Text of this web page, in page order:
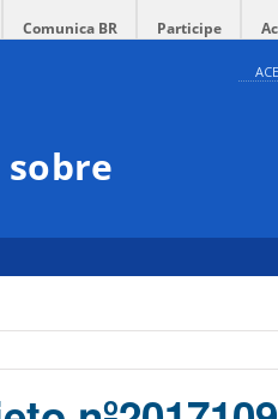
Comunica BR Participe
sobre